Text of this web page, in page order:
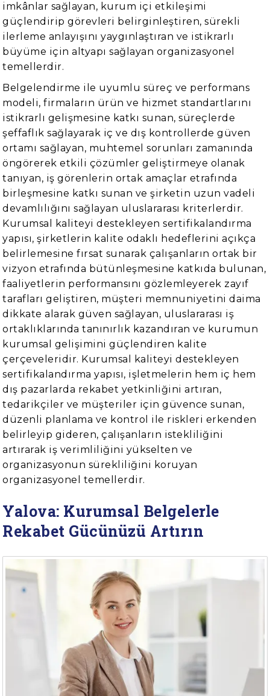
imkânlar sağlayan, kurum içi etkileşimi
güçlendirip görevleri belirginleştiren, sürekli
ilerleme anlayışını yaygınlaştıran ve istikrarlı
büyüme için altyapı sağlayan organizasyonel
temellerdir.
Belgelendirme ile uyumlu süreç ve performans
modeli, firmaların ürün ve hizmet standartlarını
istikrarlı gelişmesine katkı sunan, süreçlerde
şeffaflık sağlayarak iç ve dış kontrollerde güven
ortamı sağlayan, muhtemel sorunları zamanında
öngörerek etkili çözümler geliştirmeye olanak
tanıyan, iş görenlerin ortak amaçlar etrafında
birleşmesine katkı sunan ve şirketin uzun vadeli
devamlılığını sağlayan uluslararası kriterlerdir.
Kurumsal kaliteyi destekleyen sertifikalandırma
yapısı, şirketlerin kalite odaklı hedeflerini açıkça
belirlemesine fırsat sunarak çalışanların ortak bir
vizyon etrafında bütünleşmesine katkıda bulunan,
faaliyetlerin performansını gözlemleyerek zayıf
tarafları geliştiren, müşteri memnuniyetini daima
dikkate alarak güven sağlayan, uluslararası iş
ortaklıklarında tanınırlık kazandıran ve kurumun
kurumsal gelişimini güçlendiren kalite
çerçeveleridir. Kurumsal kaliteyi destekleyen
sertifikalandırma yapısı, işletmelerin hem iç hem
dış pazarlarda rekabet yetkinliğini artıran,
tedarikçiler ve müşteriler için güvence sunan,
düzenli planlama ve kontrol ile riskleri erkenden
belirleyip gideren, çalışanların istekliliğini
artırarak iş verimliliğini yükselten ve
organizasyonun sürekliliğini koruyan
organizasyonel temellerdir.
Yalova: Kurumsal Belgelerle
Rekabet Gücünüzü Artırın